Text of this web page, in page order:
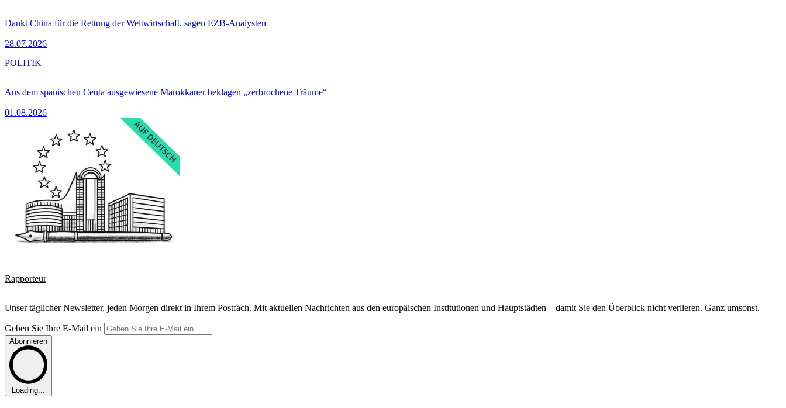
Dankt China für die Rettung der Weltwirtschaft, sagen EZB-Analysten
28.07.2026
Aus dem spanischen Ceuta ausgewiesene Marokkaner beklagen „zerbrochene Träume“
01.08.2026
POLITIK
Rapporteur
Unser täglicher Newsletter, jeden Morgen direkt in Ihrem Postfach. Mit aktuellen Nachrichten aus den europäischen Institutionen und Hauptstädten – damit Sie den Überblick nicht verlieren. Ganz umsonst.
Geben Sie Ihre E-Mail ein
Abonnieren
Loading...